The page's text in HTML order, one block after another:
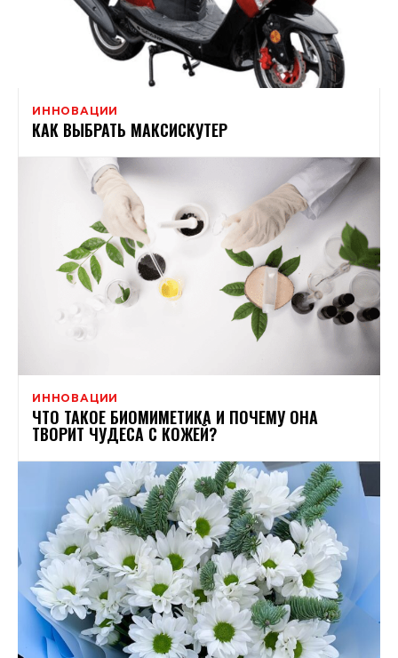
ИННОВАЦИИ
КАК ВЫБРАТЬ МАКСИСКУТЕР
ИННОВАЦИИ
ЧТО ТАКОЕ БИОМИМЕТИКА И ПОЧЕМУ ОНА
ТВОРИТ ЧУДЕСА С КОЖЕЙ?